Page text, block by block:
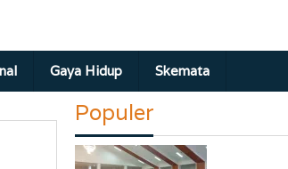
Gaya Hidup Skemata
Populer